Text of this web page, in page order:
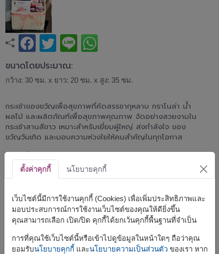
ขนาดโดยประมาณ:
กว้าง: 30 ซม. x ยาว: 20 ซม. x สูง: 35 ซม.
กระเช้าของขวัญเพื่อสุขภาพที่คัดสรรชากุหลาบ กราโนล่า น้ำ
ผลไม้ และผลิตภัณฑ์เพื่อสุขภาพคุณภาพ จัดอย่างสวยงามใน
กระเช้าสานสีขาว เหมาะสำหรับเยี่ยมผู้ใหญ่ ส่งกำลังใจ ของ
ขวัญวันเกิด และมอบความห่วงใยให้คนสำคัญในทุกโอกาส
ตะกร้านี้ประกอบด้วย
ยอดชา ชาแดงจีนกุหลาบ 2 กรัม x 25 ซอง
สก๊อตเพียวเร่ น้ำพรุนสกัด 40 มล. x 2 ขวด
ดอยคำน้ำผลไม้ 500 มล.
ลุนน์ เกลือชมพู 100 กรัม
ยังเกอร์ ฟาร์ม กราโนลา 225 กรัม
ดอยคำ ไอซ์ป๊อป หวานเย็น 85 กรัม x 2 ชิ้น
เดลลี่มี กราโนล่า 250 กรัม
ซานเบเนเดตโต น้ำแร่ชนิดอัดแก๊ส 250 มล.
ตั้งค่าคุกกี้ นโยบายคุกกี้
เว็บไซต์นี้มีการใช้งานคุกกี้ (Cookies) เพื่อเพิ่มประสิทธิภาพและ
มอบประสบการณ์การใช้งานเว็บไซต์ของคุณให้ดียิ่งขึ้น
คุณสามารถเลือก เปิด/ปิด คุกกี้ได้ยกเว้นคุกกี้พื้นฐานที่จำเป็น
การที่คุณใช้เว็บไซต์นี้หรือเข้าไปดูข้อมูลในหน้าใดๆ ถือว่าคุณ
ยอมรับนโยบายคุกกี้ และนโยบายความเป็นส่วนตัวของเรา หาก